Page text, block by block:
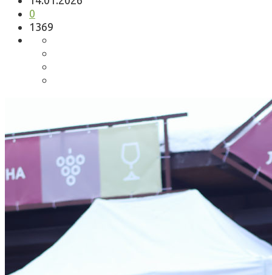
0
1369